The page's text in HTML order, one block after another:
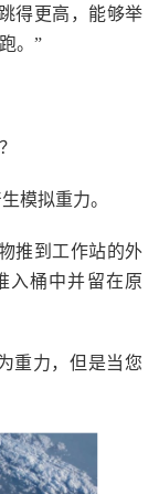
得更高，能够举
。”
模拟重力。
推到工作站的外
入桶中并留在原
重力，但是当您